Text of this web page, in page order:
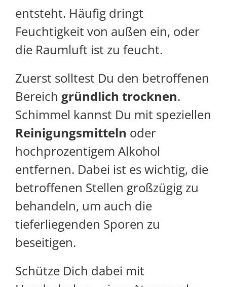
entsteht. Häufig dringt
Feuchtigkeit von außen ein, oder
die Raumluft ist zu feucht.
Zuerst solltest Du den betroffenen
Bereich gründlich trocknen.
Schimmel kannst Du mit speziellen
Reinigungsmitteln oder
hochprozentigem Alkohol
entfernen. Dabei ist es wichtig, die
betroffenen Stellen großzügig zu
behandeln, um auch die
tieferliegenden Sporen zu
beseitigen.
Schütze Dich dabei mit